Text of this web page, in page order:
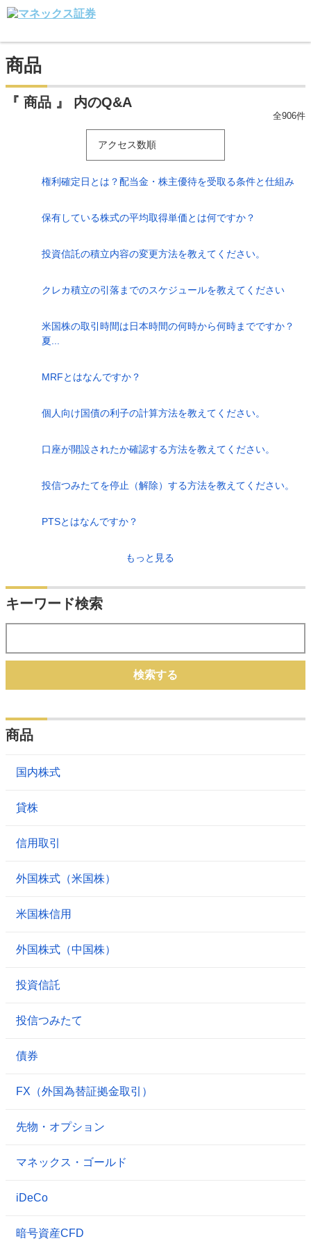
商品
『 商品 』 内のQ&A
全906件
アクセス数順
権利確定日とは？配当金・株主優待を受取る条件と仕組み
保有している株式の平均取得単価とは何ですか？
投資信託の積立内容の変更方法を教えてください。
クレカ積立の引落までのスケジュールを教えてください
米国株の取引時間は日本時間の何時から何時までですか？
夏...
MRFとはなんですか？
個人向け国債の利子の計算方法を教えてください。
口座が開設されたか確認する方法を教えてください。
投信つみたてを停止（解除）する方法を教えてください。
PTSとはなんですか？
もっと見る
キーワード検索
検索する
商品
国内株式
貸株
信用取引
外国株式（米国株）
米国株信用
外国株式（中国株）
投資信託
投信つみたて
債券
FX（外国為替証拠金取引）
先物・オプション
マネックス・ゴールド
iDeCo
暗号資産CFD